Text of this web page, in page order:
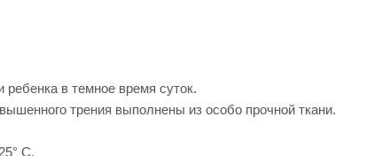
в темное время суток.
трения выполнены из особо прочной ткани.
С.